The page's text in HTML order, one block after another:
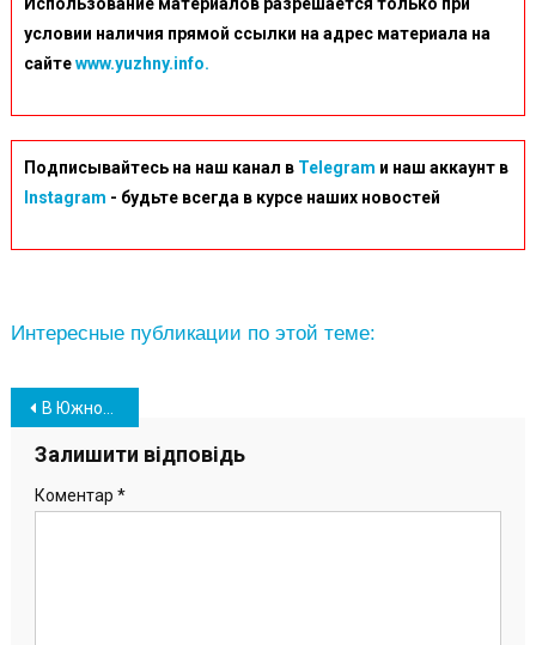
условии наличия прямой ссылки на адрес материала на
сайтеwww.yuzhny.info.
Подписывайтесь на наш канал в Telegram и наш аккаунт в
Instagram - будьте всегда в курсе наших новостей
Интересные публикации по этой теме:
Навігація
записів
В Южном состоялся вокальный конкурс среди школьников
Залишити відповідь
Коментар *